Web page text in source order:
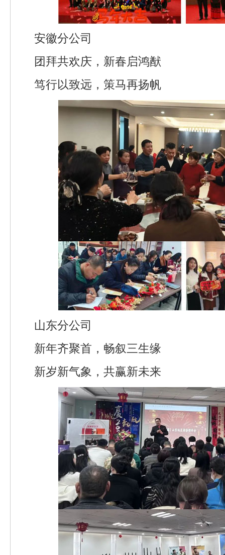
安徽分公司
团拜共欢庆，新春启鸿猷
笃行以致远，策马再扬帆
山东分公司
新年齐聚首，畅叙三生缘
新岁新气象，共赢新未来